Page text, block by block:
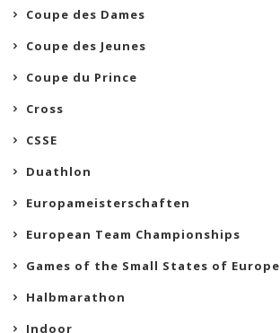
Coupe des Dames
Coupe des Jeunes
Coupe du Prince
Cross
CSSE
Duathlon
Europameisterschaften
European Team Championships
Games of the Small States of Europe
Halbmarathon
Indoor